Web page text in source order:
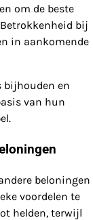
om de beste
bij
in aankomende
bijhouden en
van hun
beloningen
voordelen te
helden, terwijl